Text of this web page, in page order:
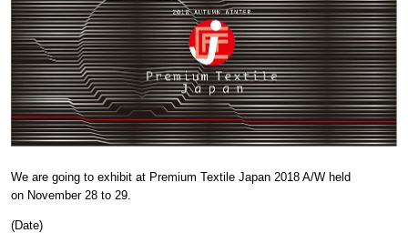
We are going to exhibit at Premium Textile Japan 2018 A/W held
on November 28 to 29.
(Date)